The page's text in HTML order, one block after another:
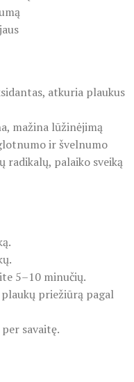
atkuria plaukus
mažina lūžinėjimą
ir švelnumo
radikalų, palaiko sveiką
5–10 minučių.
priežiūrą pagal
savaitę.